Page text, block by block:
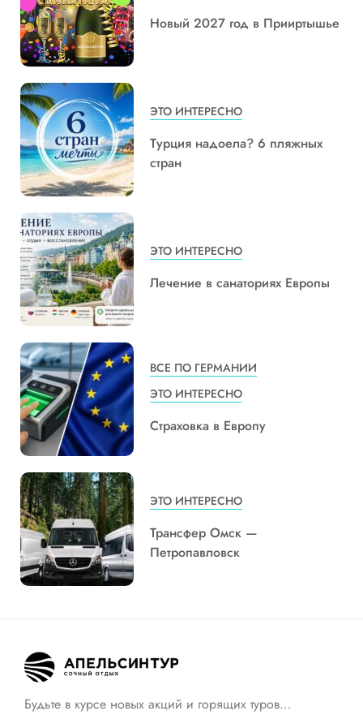
Новый 2027 год в Прииртышье
ЭТО ИНТЕРЕСНО
Турция надоела? 6 пляжных
стран
ЭТО ИНТЕРЕСНО
Лечение в санаториях Европы
ВСЕ ПО ГЕРМАНИИ
ЭТО ИНТЕРЕСНО
Страховка в Европу
ЭТО ИНТЕРЕСНО
Трансфер Омск —
Петропавловск
Будьте в курсе новых акций и горящих туров…